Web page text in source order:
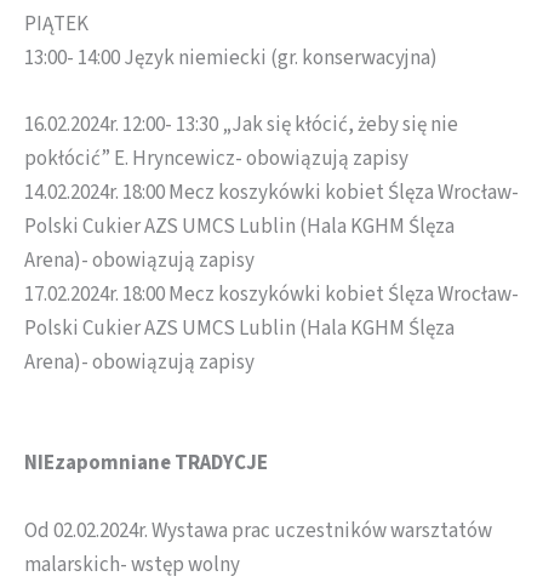
PIĄTEK
13:00- 14:00 Język niemiecki (gr. konserwacyjna)
16.02.2024r. 12:00- 13:30 „Jak się kłócić, żeby się nie
pokłócić” E. Hryncewicz- obowiązują zapisy
14.02.2024r. 18:00 Mecz koszykówki kobiet Ślęza Wrocław-
Polski Cukier AZS UMCS Lublin (Hala KGHM Ślęza
Arena)- obowiązują zapisy
17.02.2024r. 18:00 Mecz koszykówki kobiet Ślęza Wrocław-
Polski Cukier AZS UMCS Lublin (Hala KGHM Ślęza
Arena)- obowiązują zapisy
NIEzapomniane TRADYCJE
Od 02.02.2024r. Wystawa prac uczestników warsztatów
malarskich- wstęp wolny